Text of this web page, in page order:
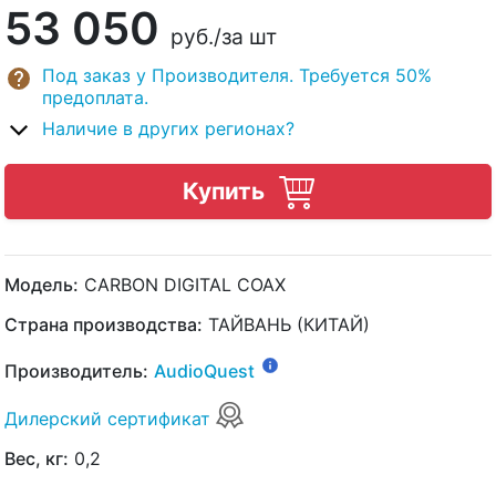
53 050 руб./за шт
Под заказ у Производителя. Требуется 50%
предоплата.
Наличие в других регионах?
Купить
Модель: CARBON DIGITAL COAX
Страна производства: ТАЙВАНЬ (КИТАЙ)
Производитель: AudioQuest
Дилерский сертификат
Вес, кг: 0,2